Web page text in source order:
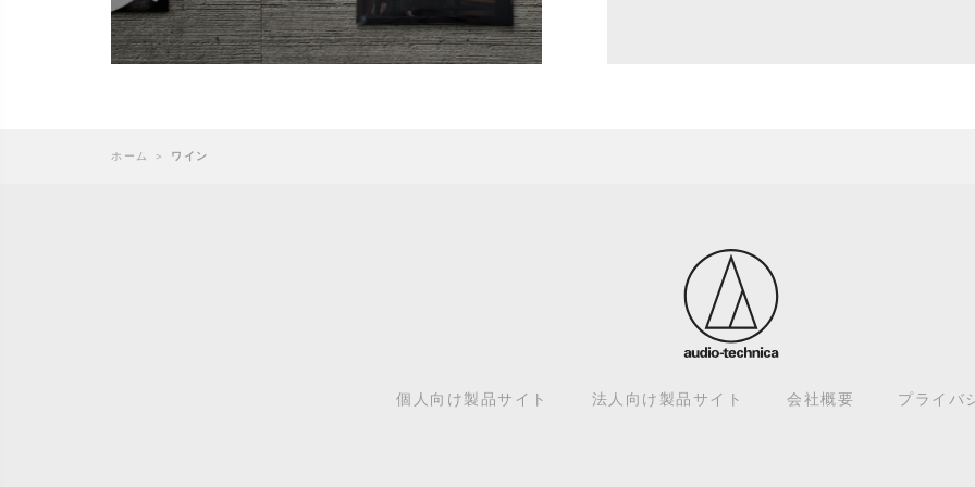
ホーム ＞ ワイン
個人向け製品サイト 法人向け製品サイト 会社概要 プライバ